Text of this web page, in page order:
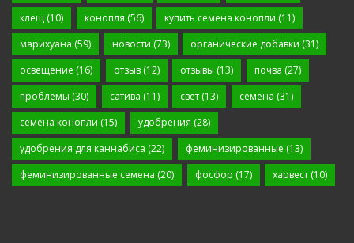
клещ (10) конопля (56) купить семена конопли (11)
марихуана (59) новости (73) органические добавки (31)
освещение (16) отзыв(12) отзывы (13) почва (27)
проблемы (30) сатива (11) свет (13) семена (31)
семена конопли (15) удобрения (28)
удобрения для каннабиса (22) феминизированные (13)
феминизированные семена (20) фосфор (17) харвест (10)